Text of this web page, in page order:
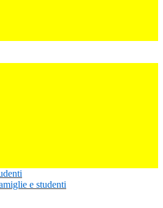
e studenti